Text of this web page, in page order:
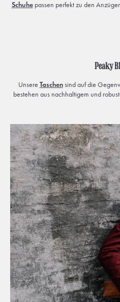
Schuhepassen perfekt zu den
Peaky
Unsere Taschensind auf die
bestehen aus nachhaltigem und